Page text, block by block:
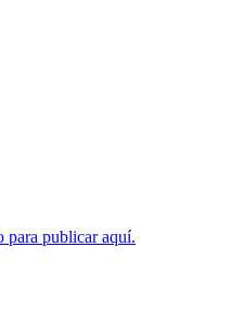
para publicar aquí.